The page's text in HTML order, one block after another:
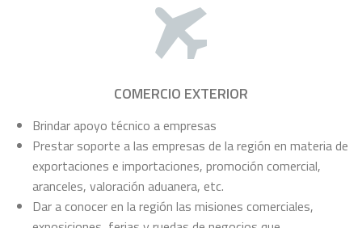
COMERCIO EXTERIOR
Brindar apoyo técnico a empresas
Prestar soporte a las empresas de la región en materia de
exportaciones e importaciones, promoción comercial,
aranceles, valoración aduanera, etc.
Dar a conocer en la región las misiones comerciales,